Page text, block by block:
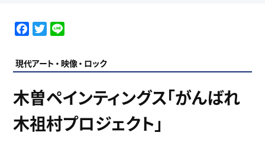
現代アート 映像 ロック
F
c
e
o
o
k
T
i
t
e
r
n
e
木曽ペインティングス「がんばれ
木祖村プロジェクト」